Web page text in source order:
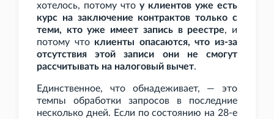
хотелось, потому что у клиентов уже есть
курс на заключение контрактов только с
теми, кто уже имеет запись в реестре, и
потому что клиенты опасаются, что из-за
отсутствия этой записи они не смогут
рассчитывать на налоговый вычет.
Единственное, что обнадеживает, — это
темпы обработки запросов в последние
несколько дней. Если по состоянию на 28-е